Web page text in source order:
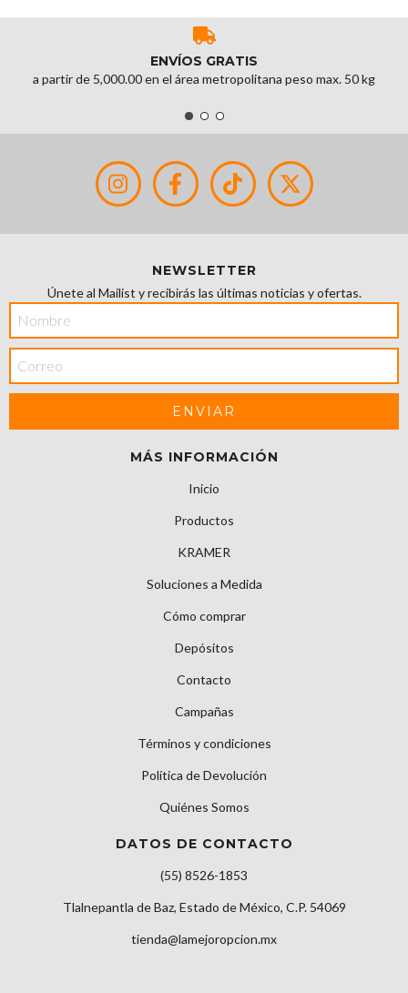
ENVÍOS GRATIS
a partir de 5,000.00 en el área metropolitana peso max. 50 kg
NEWSLETTER
Únete al Mailist y recibirás las últimas noticias y ofertas.
MÁS INFORMACIÓN
Inicio
Productos
KRAMER
Soluciones a Medida
Cómo comprar
Depósitos
Contacto
Campañas
Términos y condiciones
Política de Devolución
Quiénes Somos
DATOS DE CONTACTO
(55) 8526-1853
Tlalnepantla de Baz, Estado de México, C.P. 54069
tienda@lamejoropcion.mx